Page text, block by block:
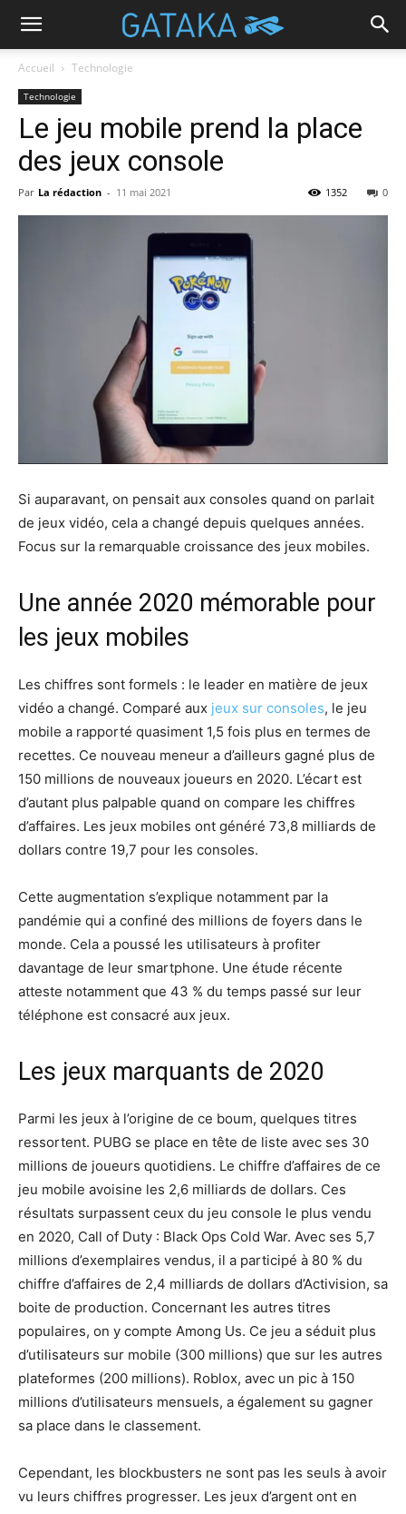
Accueil Technologie
Technologie
Le jeu mobile prend la place
des jeux console
Par La rédaction - 11 mai 2021 0
1352
Si auparavant, on pensait aux consoles quand on parlait
de jeux vidéo, cela a changé depuis quelques années.
Focus sur la remarquable croissance des jeux mobiles.
Une année 2020 mémorable pour
les jeux mobiles
Les chiffres sont formels : le leader en matière de jeux
vidéo a changé. Comparé aux jeux sur consoles, le jeu
mobile a rapporté quasiment 1,5 fois plus en termes de
recettes. Ce nouveau meneur a d’ailleurs gagné plus de
150 millions de nouveaux joueurs en 2020. L’écart est
d’autant plus palpable quand on compare les chiffres
d’affaires. Les jeux mobiles ont généré 73,8 milliards de
dollars contre 19,7 pour les consoles.
Cette augmentation s’explique notamment par la
pandémie qui a confiné des millions de foyers dans le
monde. Cela a poussé les utilisateurs à profiter
davantage de leur smartphone. Une étude récente
atteste notamment que 43 % du temps passé sur leur
téléphone est consacré aux jeux.
Les jeux marquants de 2020
Parmi les jeux à l’origine de ce boum, quelques titres
ressortent. PUBG se place en tête de liste avec ses 30
millions de joueurs quotidiens. Le chiffre d’affaires de ce
jeu mobile avoisine les 2,6 milliards de dollars. Ces
résultats surpassent ceux du jeu console le plus vendu
en 2020, Call of Duty : Black Ops Cold War. Avec ses 5,7
millions d’exemplaires vendus, il a participé à 80 % du
chiffre d’affaires de 2,4 milliards de dollars d’Activision, sa
boite de production. Concernant les autres titres
populaires, on y compte Among Us. Ce jeu a séduit plus
d’utilisateurs sur mobile (300 millions) que sur les autres
plateformes (200 millions). Roblox, avec un pic à 150
millions d’utilisateurs mensuels, a également su gagner
sa place dans le classement.
Cependant, les blockbusters ne sont pas les seuls à avoir
vu leurs chiffres progresser. Les jeux d’argent ont en